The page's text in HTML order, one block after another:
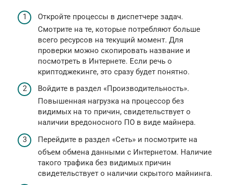
Откройте процессы в диспетчере задач.
Смотрите на те, которые потребляют больше
всего ресурсов на текущий момент. Для
проверки можно скопировать название и
посмотреть в Интернете. Если речь о
криптоджекинге, это сразу будет понятно.
Войдите в раздел «Производительность».
Повышенная нагрузка на процессор без
видимых на то причин, свидетельствует о
наличии вредоносного ПО в виде майнера.
Перейдите в раздел «Сеть» и посмотрите на
объем обмена данными с Интернетом. Наличие
такого трафика без видимых причин
свидетельствует о наличии скрытого майнинга.